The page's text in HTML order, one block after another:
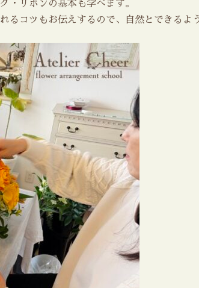
・リボンの基本も学べます。
コツもお伝えするので、自然とできるよ